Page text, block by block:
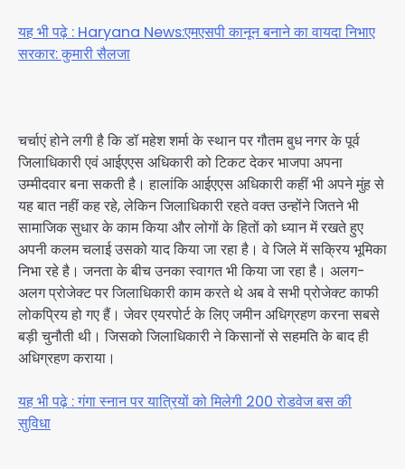
यह भी पढ़े : Haryana News:एमएसपी कानून बनाने का वायदा निभाए
सरकार: कुमारी सैलजा
चर्चाएं होने लगी है कि डॉ महेश शर्मा के स्थान पर गौतम बुध नगर के पूर्व
जिलाधिकारी एवं आईएएस अधिकारी को टिकट देकर भाजपा अपना
उम्मीदवार बना सकती है। हालांकि आईएएस अधिकारी कहीं भी अपने मुंह से
यह बात नहीं कह रहे, लेकिन जिलाधिकारी रहते वक्त उन्होंने जितने भी
सामाजिक सुधार के काम किया और लोगों के हितों को ध्यान में रखते हुए
अपनी कलम चलाई उसको याद किया जा रहा है। वे जिले में सक्रिय भूमिका
निभा रहे है। जनता के बीच उनका स्वागत भी किया जा रहा है। अलग-
अलग प्रोजेक्ट पर जिलाधिकारी काम करते थे अब वे सभी प्रोजेक्ट काफी
लोकप्रिय हो गए हैं। जेवर एयरपोर्ट के लिए जमीन अधिग्रहण करना सबसे
बड़ी चुनौती थी। जिसको जिलाधिकारी ने किसानों से सहमति के बाद ही
अधिग्रहण कराया।
यह भी पढ़े : गंगा स्नान पर यात्रियों को मिलेगी 200 रोडवेज बस की
सुविधा